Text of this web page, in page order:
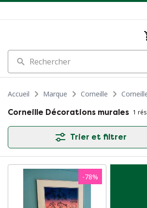
Rechercher
Accueil Marque Corneille
Corneille Décorations murales 1
Trier et filtrer
-78%